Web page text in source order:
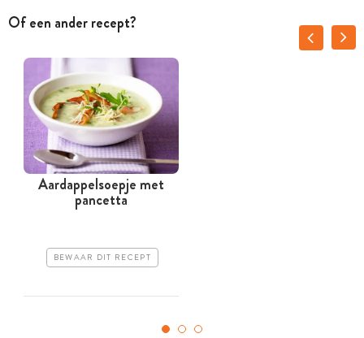
Of een ander recept?
Aardappelsoepje met
pancetta
BEWAAR DIT RECEPT